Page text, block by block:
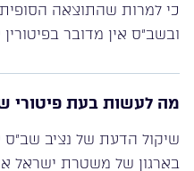
כי למרות שהתוצאה
ובשב”ס אין מדובר
מה לעשות בעת פיטורי
שיקול הדעת של נציב שב”ס
בארגון של משטרת ישראל